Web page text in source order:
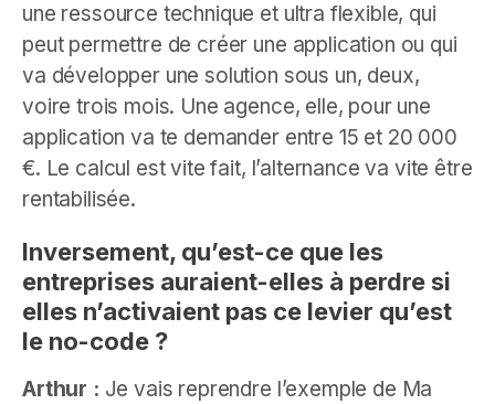
une ressource technique et ultra flexible, qui
peut permettre de créer une application ou qui
va développer une solution sous un, deux,
voire trois mois. Une agence, elle, pour une
application va te demander entre 15 et 20 000
€. Le calcul est vite fait, l’alternance va vite être
rentabilisée.
Inversement, qu’est-ce que les
entreprises auraient-elles à perdre si
elles n’activaient pas ce levier qu’est
le no-code ?
Arthur : Je vais reprendre l’exemple de Ma